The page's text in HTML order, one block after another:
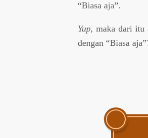
“Biasa aja”.
Yup, maka dari itu
dengan “Biasa